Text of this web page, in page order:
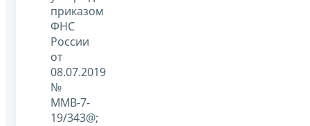
приказом
ФНС
России
от
08.07.2019
№
ММВ-7-
19/343@;